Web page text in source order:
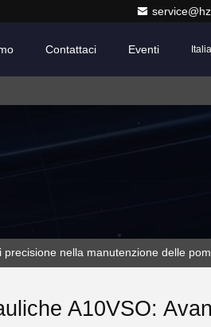
Contattaci Eventi
nella manutenzione delle
A10VSO: